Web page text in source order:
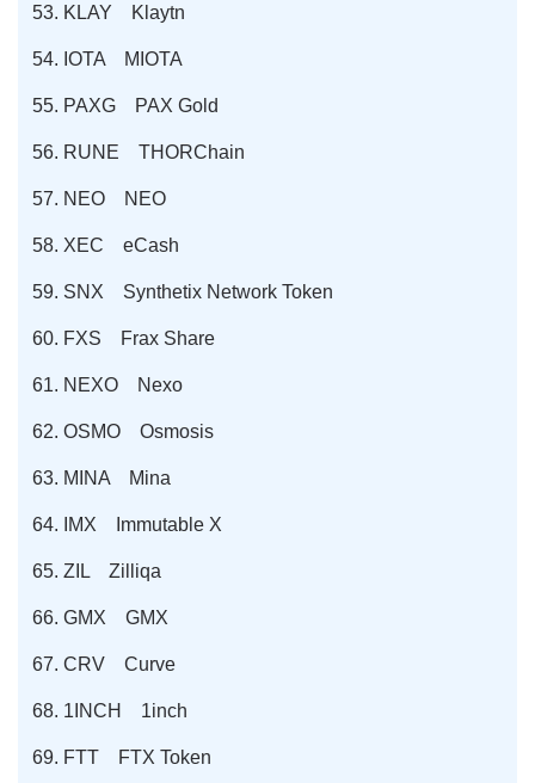
KLAY Klaytn
IOTA MIOTA
PAXG PAX Gold
RUNE THORChain
NEO NEO
XEC eCash
SNX Synthetix Network Token
FXS Frax Share
NEXO Nexo
OSMO Osmosis
MINA Mina
IMX Immutable X
ZIL Zilliqa
GMX GMX
CRV Curve
1INCH 1inch
FTT FTX Token